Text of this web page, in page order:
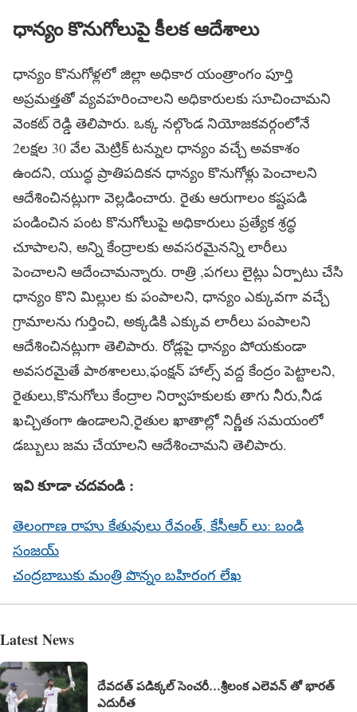
ధాన్యం కొనుగోలుపై కీలక ఆదేశాలు
ధాన్యం కొనుగోళ్లలో జిల్లా అధికార యంత్రాంగం పూర్తి
అప్రమత్తతో వ్యవహరించాలని అధికారులకు సూచించామని
వెంకట్ రెడ్డి తెలిపారు. ఒక్క నల్గొండ నియోజకవర్గంలోనే
2లక్షల 30 వేల మెట్రిక్ టన్నుల ధాన్యం వచ్చే అవకాశం
ఉందని, యుద్ధ ప్రాతిపదికన ధాన్యం కొనుగోళ్లు పెంచాలని
ఆదేశించినట్లుగా వెల్లడించారు. రైతు ఆరుగాలం కష్టపడి
పండించిన పంట కొనుగోలుపై అధికారులు ప్రత్యేక శ్రద్ధ
చూపాలని, అన్ని కేంద్రాలకు అవసరమైనన్ని లారీలు
పెంచాలని ఆదేంచామన్నారు. రాత్రి ,పగలు లైట్లు ఏర్పాటు చేసి
ధాన్యం కొని మిల్లుల కు పంపాలని, ధాన్యం ఎక్కువగా వచ్చే
గ్రామాలను గుర్తించి, అక్కడికి ఎక్కువ లారీలు పంపాలని
ఆదేశించినట్లుగా తెలిపారు. రోడ్లపై ధాన్యం పోయకుండా
అవసరమైతే పాఠశాలలు,ఫంక్షన్ హాల్స్ వద్ద కేంద్రం పెట్టాలని,
రైతులు,కొనుగోలు కేంద్రాల నిర్వాహకులకు తాగు నీరు,నీడ
ఖచ్చితంగా ఉండాలని,రైతుల ఖాతాల్లో నిర్ణీత సమయంలో
డబ్బులు జమ చేయాలని ఆదేశించామని తెలిపారు.
ఇవి కూడా చదవండి :
తెలంగాణ రాహు కేతువులు రేవంత్, కేసీఆర్ లు: బండి
సంజయ్
చంద్రబాబుకు మంత్రి పొన్నం బహిరంగ లేఖ
Latest News
దేవదత్ పడిక్కల్‌ సెంచరీ…శ్రీలంక ఎలెవన్ తో భారత్
ఎదురీత